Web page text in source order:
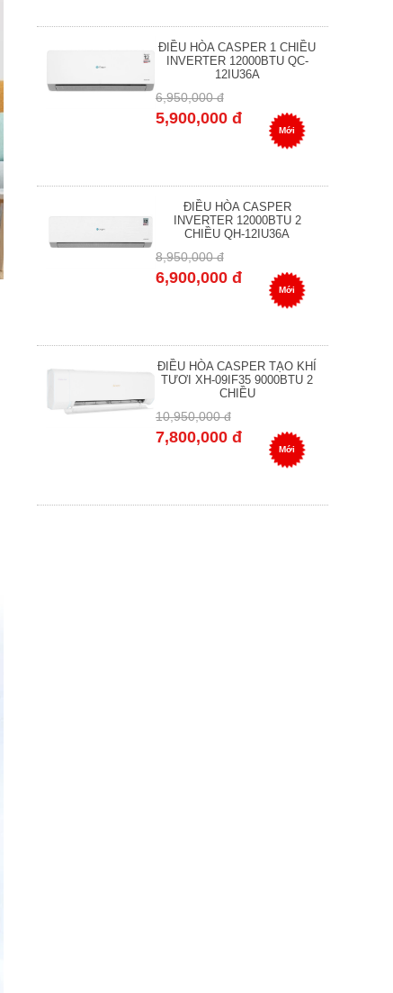
ĐIỀU HÒA CASPER 1 CHIỀU
INVERTER 12000BTU QC-
12IU36A
6,950,000 đ
5,900,000 đ
Mới
ĐIỀU HÒA CASPER
INVERTER 12000BTU 2
CHIỀU QH-12IU36A
8,950,000 đ
6,900,000 đ
Mới
ĐIỀU HÒA CASPER TẠO KHÍ
TƯƠI XH-09IF35 9000BTU 2
CHIỀU
10,950,000 đ
7,800,000 đ
Mới